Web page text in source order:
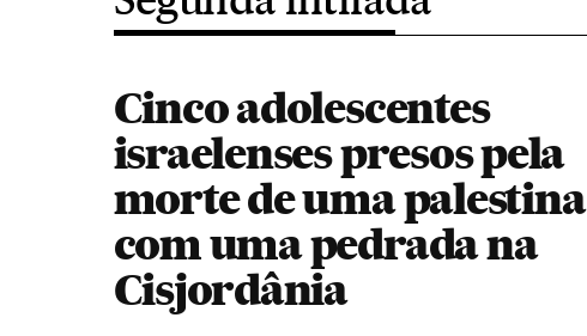
Cinco adolescentes
israelenses presos pela
morte de uma palestina
com uma pedrada na
Cisjordânia